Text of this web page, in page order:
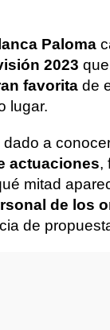
Paloma
2023
favorita de
lugar.
a
actuaciones,
mitad
de los
de